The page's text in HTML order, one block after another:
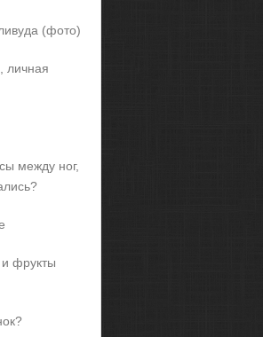
(фото)
личная
между ног,
и фрукты